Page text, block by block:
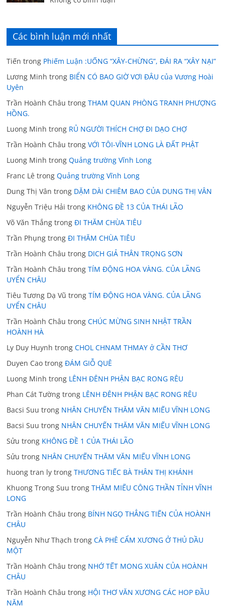
Các bình luận mới nhất
Tiến trong Phiếm Luận :UỐNG “XÂY-CHỪNG”, ĐÁI RA “XÂY NẠI”
Lương Minh trong BIỂN CÓ BAO GIỜ VƠI ĐÂU của Vương Hoài
Uyên
Trần Hoành Châu trongTHAM QUAN PHÒNG TRANH PHƯỢNG
HỒNG.
Luong Minh trong RỦ NGƯỜI THÍCH CHỢ ĐI DẠO CHỢ
Trần Hoành Châu trongVỚI TÔI-VĨNH LONG LÀ ĐẤT PHẬT
Luong Minh trongQuảng trường Vĩnh Long
Franc Lê trongQuảng trường Vĩnh Long
Dung Thị Vân trong DẶM DÀI CHIÊM BAO CỦA DUNG THỊ VÂN
Nguyễn Triệu Hải trong KHÔNG ĐỀ 13 CỦA THÁI LÃO
Võ Văn Thắng trongĐI THĂM CHÙA TIÊU
Trần Phụng trongĐI THĂM CHÙA TIÊU
Trần Hoành Châu trong DICH GIẢ THÂN TRỌNG SƠN
Trần Hoành Châu trongTÍM ĐỘNG HOA VÀNG. CỦA LÃNG
UYỂN CHÂU
Tiêu Tương Dạ Vũ trongTÍM ĐỘNG HOA VÀNG. CỦA LÃNG
UYỂN CHÂU
Trần Hoành Châu trongCHÚC MỪNG SINH NHẬT TRẦN
HOÀNH HÀ
Ly Duy Huynh trongCHOL CHNAM THMAY ở CẦN THƠ
Duyen Cao trongĐÁM GIỖ QUÊ
Luong Minh trong LÊNH ĐÊNH PHẬN BẠC RONG RÊU
Phan Cát Tường trong LÊNH ĐÊNH PHẬN BẠC RONG RÊU
Bacsi Suu trong NHÂN CHUYẾN THĂM VĂN MIẾU VĨNH LONG
Bacsi Suu trong NHÂN CHUYẾN THĂM VĂN MIẾU VĨNH LONG
Sửu trong KHÔNG ĐỀ 1 CỦA THÁI LÃO
Sửu trong NHÂN CHUYẾN THĂM VĂN MIẾU VĨNH LONG
huong tran ly trongTHƯƠNG TIẾC BÀ THÂN THỊ KHÁNH
Khuong Trong Suu trongTHĂM MIẾU CÔNG THẦN TỈNH VĨNH
LONG
Trần Hoành Châu trong BÍNH NGỌ THẲNG TIẾN CỦA HOÀNH
CHÂU
Nguyễn Như Thạch trongCÀ PHÊ CẨM XƯƠNG Ở THỦ DẦU
MỘT
Trần Hoành Châu trong NHỚ TẾT MONG XUÂN CỦA HOÀNH
CHÂU
Trần Hoành Châu trong HỘI THƠ VĂN XƯƠNG CÁC HOP ĐẦU
NĂM